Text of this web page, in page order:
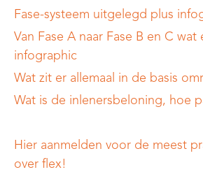
Fase-systeem uitgelegd plus
Van Fase A naar Fase B en C
infographic
Wat zit er allemaal in de basis
Wat is de inlenersbeloning, hoe
Hier aanmelden voor de meest
over flex!